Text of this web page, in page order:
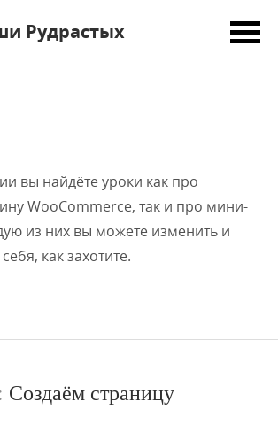
Рудрастых
вы найдёте уроки как про
WooCommerce, так и про мини-
из них вы можете изменить и
как захотите.
Создаём страницу